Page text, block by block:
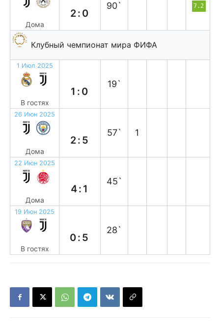
Дома
2:0
90` 7.2
Клубный чемпионат мира ФИФА
1 Июл 2025
В гостях
1:0
19`
26 Июн 2025
Дома
2:5
57` 1
22 Июн 2025
Дома
4:1
45`
19 Июн 2025
В гостях
0:5
28`